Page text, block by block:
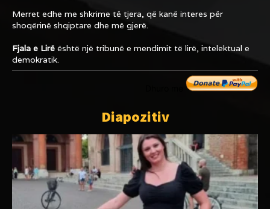
Merret edhe me shkrime të tjera, që kanë interes për
shoqërinë shqiptare dhe më gjerë.
Fjala e Lirë është një tribunë e mendimit të lirë, intelektual e
demokratik.
Diapozitiv